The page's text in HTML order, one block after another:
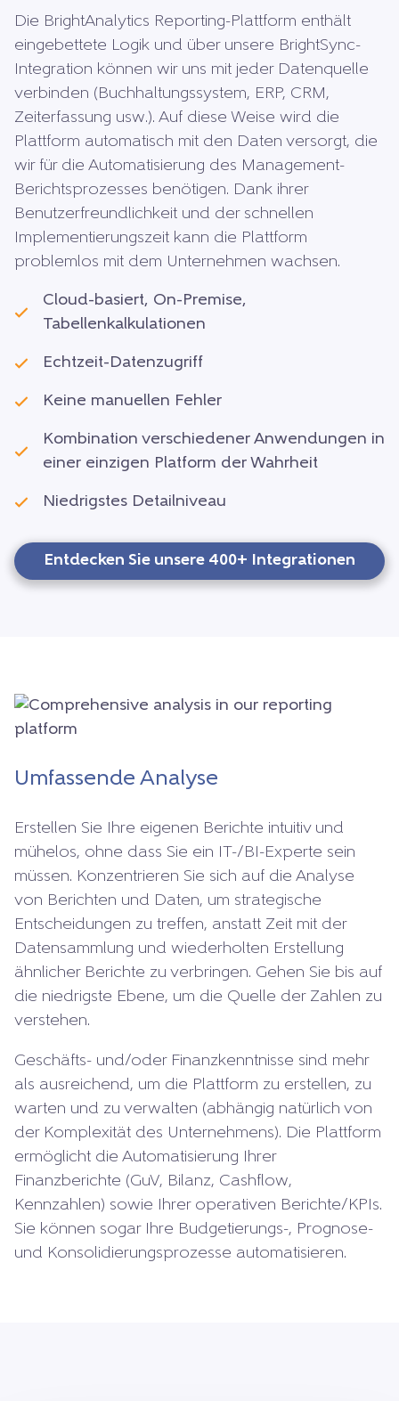
Die BrightAnalytics Reporting-Plattform enthält
eingebettete Logik und über unsere BrightSync-
Integration können wir uns mit jeder Datenquelle
verbinden (Buchhaltungssystem, ERP, CRM,
Zeiterfassung usw.). Auf diese Weise wird die
Plattform automatisch mit den Daten versorgt, die
wir für die Automatisierung des Management-
Berichtsprozesses benötigen. Dank ihrer
Benutzerfreundlichkeit und der schnellen
Implementierungszeit kann die Plattform
problemlos mit dem Unternehmen wachsen.
Cloud-basiert, On-Premise,
Tabellenkalkulationen
Echtzeit-Datenzugriff
Keine manuellen Fehler
Kombination verschiedener Anwendungen in
einer einzigen Platform der Wahrheit
Niedrigstes Detailniveau
Entdecken Sie unsere 400+ Integrationen
Umfassende Analyse
Erstellen Sie Ihre eigenen Berichte intuitiv und
mühelos, ohne dass Sie ein IT-/BI-Experte sein
müssen. Konzentrieren Sie sich auf die Analyse
von Berichten und Daten, um strategische
Entscheidungen zu treffen, anstatt Zeit mit der
Datensammlung und wiederholten Erstellung
ähnlicher Berichte zu verbringen. Gehen Sie bis auf
die niedrigste Ebene, um die Quelle der Zahlen zu
verstehen.
Geschäfts- und/oder Finanzkenntnisse sind mehr
als ausreichend, um die Plattform zu erstellen, zu
warten und zu verwalten (abhängig natürlich von
der Komplexität des Unternehmens). Die Plattform
ermöglicht die Automatisierung Ihrer
Finanzberichte (GuV, Bilanz, Cashflow,
Kennzahlen) sowie Ihrer operativen Berichte/KPIs.
Sie können sogar Ihre Budgetierungs-, Prognose-
und Konsolidierungsprozesse automatisieren.